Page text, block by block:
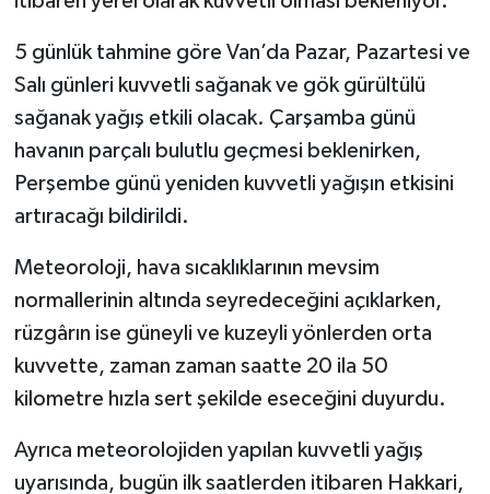
5 günlük tahmine göre Van’da Pazar, Pazartesi ve
Salı günleri kuvvetli sağanak ve gök gürültülü
sağanak yağış etkili olacak. Çarşamba günü
havanın parçalı bulutlu geçmesi beklenirken,
Perşembe günü yeniden kuvvetli yağışın etkisini
artıracağı bildirildi.
Meteoroloji, hava sıcaklıklarının mevsim
normallerinin altında seyredeceğini açıklarken,
rüzgârın ise güneyli ve kuzeyli yönlerden orta
kuvvette, zaman zaman saatte 20 ila 50
kilometre hızla sert şekilde eseceğini duyurdu.
Ayrıca meteorolojiden yapılan kuvvetli yağış
uyarısında, bugün ilk saatlerden itibaren Hakkari,